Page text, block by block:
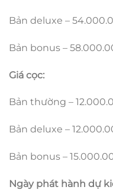
Bản deluxe –
Bản bonus –
Giá cọc:
Bản thường –
Bản deluxe –
Bản bonus –
Ngày phát hành dự